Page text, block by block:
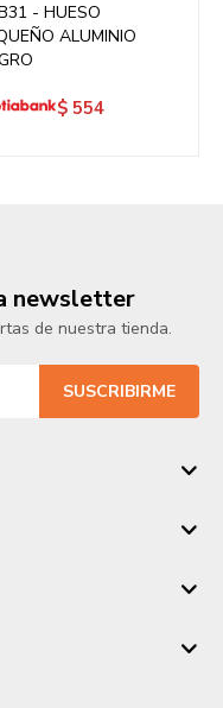
- HUESO
ALUMINIO
$ 554
newsletter
de nuestra tienda.
SUSCRIBIRME